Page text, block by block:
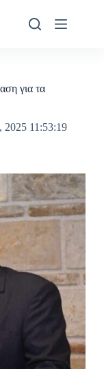
για τα
2025 11:53:19